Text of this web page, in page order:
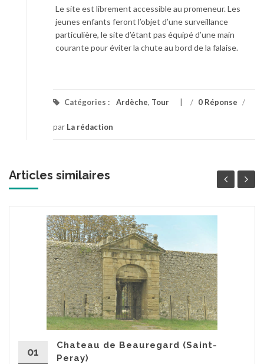
Le site est librement accessible au promeneur. Les
jeunes enfants feront l’objet d’une surveillance
particulière, le site d’étant pas équipé d’une main
courante pour éviter la chute au bord de la falaise.
Catégories : Ardèche, Tour / 0 Réponse /
par La rédaction
Articles similaires
01
Chateau de Beauregard (Saint-
Peray)